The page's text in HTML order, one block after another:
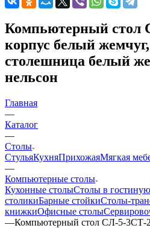
Компьютерный стол
корпус белый
столешница белый
нельсон
Главная
—
Каталог
—
Столы
СтульяКухняПрихожаяМягкая
—
Компьютерные столы
Кухонные столыСтолы в гостиную
столикиБарные стойкиСтолы-
книжкиОфисные столы
—Компьютерный стол СЛ-5-3СТ-